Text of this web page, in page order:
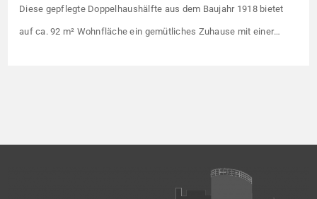
Diese gepflegte Doppelhaushälfte aus dem Baujahr 1918 bietet
auf ca. 92 m² Wohnfläche ein gemütliches Zuhause mit einer